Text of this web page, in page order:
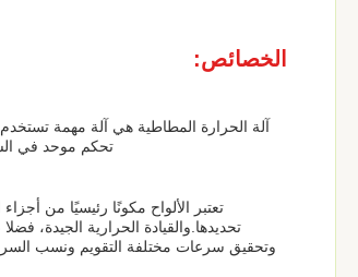
الخصائص:
آلة الحرارة المطاطية هي آلة مهمة
تحكم موحد في
تعتبر الألواح مكونًا رئيسيًا من
تحديدها.والقيادة الحرارية الجيدة،
وتحقيق سرعات مختلفة التقويم ونسب